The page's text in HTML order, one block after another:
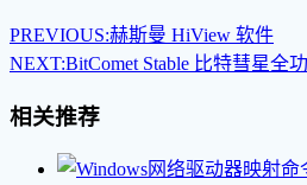
PREVIOUS:赫斯曼 HiView 软件
NEXT:BitComet Stable 比特彗星全
相关推荐